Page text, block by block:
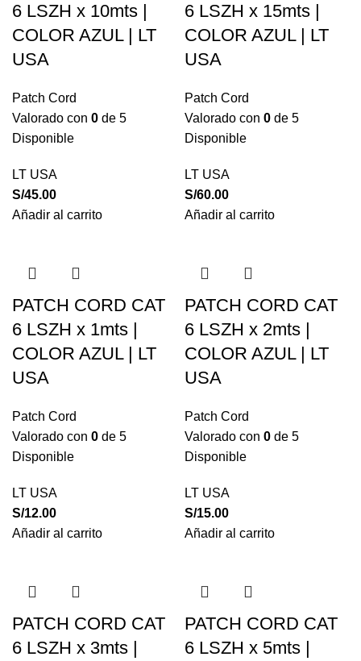
6 LSZH x 10mts |
COLOR AZUL | LT
USA
Patch Cord
Valorado con 0 de 5
Disponible
LT USA
S/45.00
Añadir al carrito
6 LSZH x 15mts |
COLOR AZUL | LT
USA
Patch Cord
Valorado con 0 de 5
Disponible
LT USA
S/60.00
Añadir al carrito
PATCH CORD CAT
6 LSZH x 1mts |
COLOR AZUL | LT
USA
Patch Cord
Valorado con 0 de 5
Disponible
LT USA
S/12.00
Añadir al carrito
PATCH CORD CAT
6 LSZH x 2mts |
COLOR AZUL | LT
USA
Patch Cord
Valorado con 0 de 5
Disponible
LT USA
S/15.00
Añadir al carrito
PATCH CORD CAT
6 LSZH x 3mts |
PATCH CORD CAT
6 LSZH x 5mts |